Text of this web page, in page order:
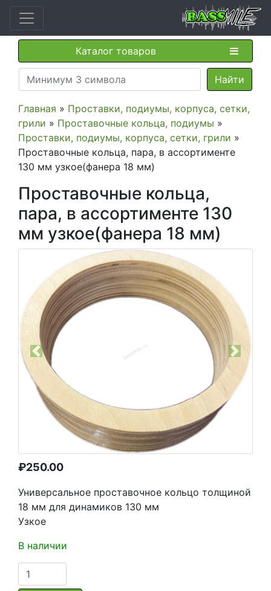
Каталог товаров
Главная » Проставки, подиумы, корпуса, сетки,
грили » Проставочные кольца, подиумы »
Проставки, подиумы, корпуса, сетки, грили »
Проставочные кольца, пара, в ассортименте
130 мм узкое(фанера 18 мм)
Проставочные кольца,
пара, в ассортименте 130
мм узкое(фанера 18 мм)
Previous Next
₽250.00
Универсальное проставочное кольцо толщиной
18 мм для динамиков 130 мм
Узкое
В наличии
Количество
товара